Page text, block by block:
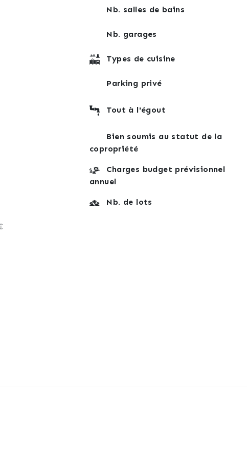
Nb. salles de bains
Nb. garages
Types de cuisine
Parking privé
Tout à l'égout
Bien soumis au statut de la
copropriété
Charges budget prévisionnel
annuel
Nb. de lots